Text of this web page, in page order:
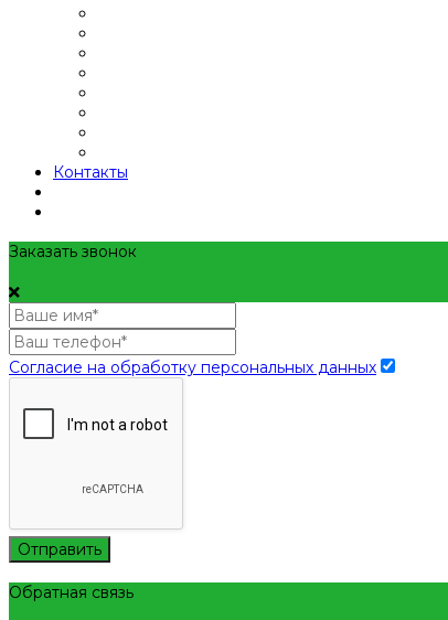
Контакты
Заказать звонок
Согласие на обработку персональных данных
Отправить
Обратная связь